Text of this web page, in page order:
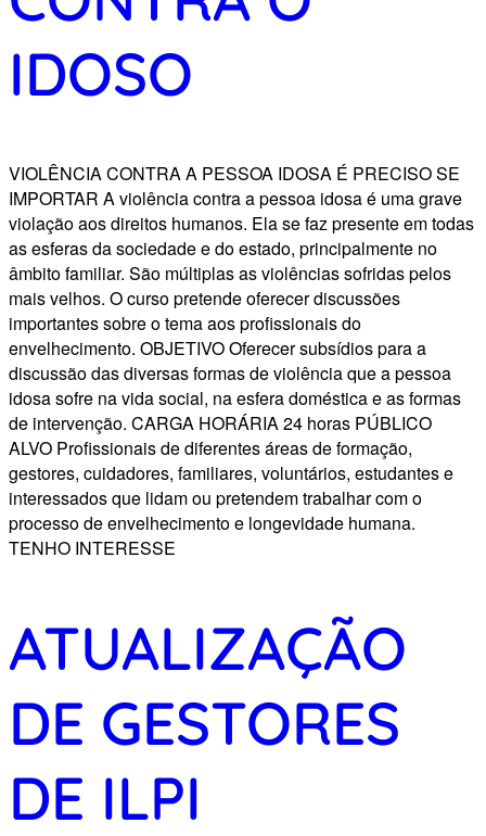
IDOSO
VIOLÊNCIA CONTRA A PESSOA IDOSA É PRECISO SE
IMPORTAR​ A violência contra a pessoa idosa é uma grave
violação aos direitos humanos. Ela se faz presente em todas
as esferas da sociedade e do estado, principalmente no
âmbito familiar. São múltiplas as violências sofridas pelos
mais velhos. O curso pretende oferecer discussões
importantes sobre o tema aos profissionais do
envelhecimento. OBJETIVO Oferecer subsídios para a
discussão das diversas formas de violência que a pessoa
idosa sofre na vida social, na esfera doméstica e as formas
de intervenção. CARGA HORÁRIA 24 horas PÚBLICO
ALVO Profissionais de diferentes áreas de formação,
gestores, cuidadores, familiares, voluntários, estudantes e
interessados que lidam ou pretendem trabalhar com o
processo de envelhecimento e longevidade humana.
TENHO INTERESSE
ATUALIZAÇÃO
DE GESTORES
DE ILPI